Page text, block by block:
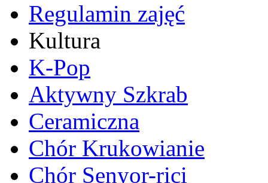
Regulamin zajęć
Kultura
K-Pop
Aktywny Szkrab
Ceramiczna
Chór Krukowianie
Chór Senyor-rici